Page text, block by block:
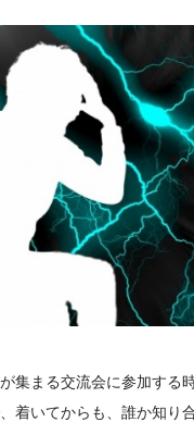
集まる交流会に参加する
着いてからも、誰か知り